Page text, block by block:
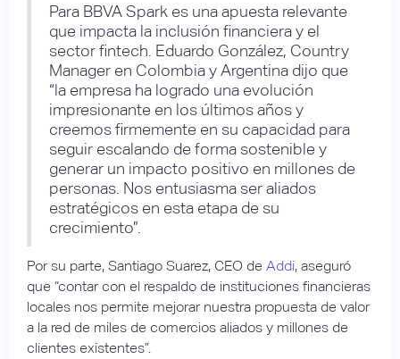
Para BBVA Spark es una apuesta relevante
que impacta la inclusión financiera y el
sector fintech. Eduardo González, Country
Manager en Colombia y Argentina dijo que
“la empresa ha logrado una evolución
impresionante en los últimos años y
creemos firmemente en su capacidad para
seguir escalando de forma sostenible y
generar un impacto positivo en millones de
personas. Nos entusiasma ser aliados
estratégicos en esta etapa de su
crecimiento”.
Por su parte, Santiago Suarez, CEO de Addi, aseguró
que “contar con el respaldo de instituciones financieras
locales nos permite mejorar nuestra propuesta de valor
a la red de miles de comercios aliados y millones de
clientes existentes”.